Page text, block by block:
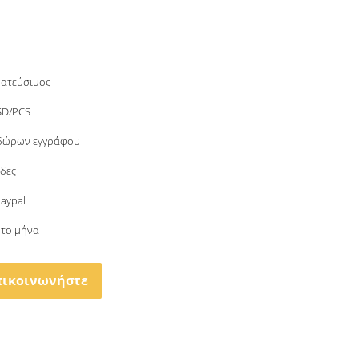
PCS
εγγράφου
το μήνα